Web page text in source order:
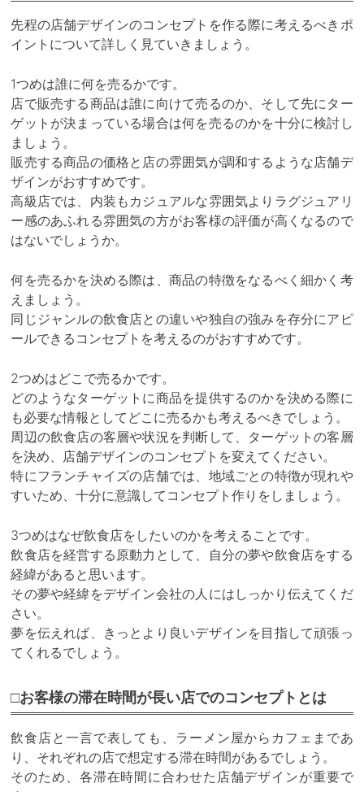
先程の店舗デザインのコンセプトを作る際に考えるべきポ
イントについて詳しく見ていきましょう。
1つめは誰に何を売るかです。
店で販売する商品は誰に向けて売るのか、そして先にター
ゲットが決まっている場合は何を売るのかを十分に検討し
ましょう。
販売する商品の価格と店の雰囲気が調和するような店舗デ
ザインがおすすめです。
高級店では、内装もカジュアルな雰囲気よりラグジュアリ
ー感のあふれる雰囲気の方がお客様の評価が高くなるので
はないでしょうか。
何を売るかを決める際は、商品の特徴をなるべく細かく考
えましょう。
同じジャンルの飲食店との違いや独自の強みを存分にアピ
ールできるコンセプトを考えるのがおすすめです。
2つめはどこで売るかです。
どのようなターゲットに商品を提供するのかを決める際に
も必要な情報としてどこに売るかも考えるべきでしょう。
周辺の飲食店の客層や状況を判断して、ターゲットの客層
を決め、店舗デザインのコンセプトを変えてください。
特にフランチャイズの店舗では、地域ごとの特徴が現れや
すいため、十分に意識してコンセプト作りをしましょう。
3つめはなぜ飲食店をしたいのかを考えることです。
飲食店を経営する原動力として、自分の夢や飲食店をする
経緯があると思います。
その夢や経緯をデザイン会社の人にはしっかり伝えてくだ
さい。
夢を伝えれば、きっとより良いデザインを目指して頑張っ
てくれるでしょう。
□お客様の滞在時間が長い店でのコンセプトとは
飲食店と一言で表しても、ラーメン屋からカフェまであ
り、それぞれの店で想定する滞在時間があるでしょう。
そのため、各滞在時間に合わせた店舗デザインが重要で